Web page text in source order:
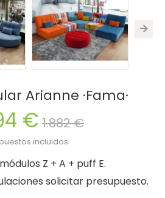
Arianne ·Fama·
€ 1.882 €
incluidos
Z + A + puff E.
solicitar presupuesto.